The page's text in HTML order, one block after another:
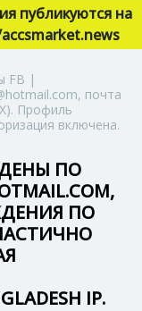
публикуются на
FB |
почта
Профиль
включена.
ПО
ПО
IP.